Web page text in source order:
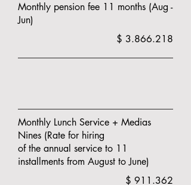
Monthly pension fee 11 months (Aug -
Jun)
$ 3.866.218
Monthly Lunch Service + Medias
Nines (Rate for hiring
of the annual service to 11
installments from August to June)
$ 911.362